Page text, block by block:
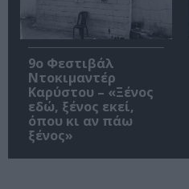
9ο Φεστιβάλ
Ντοκιμαντέρ
Καρύστου – «Ξένος
εδώ, ξένος εκεί,
όπου κι αν πάω
ξένος»